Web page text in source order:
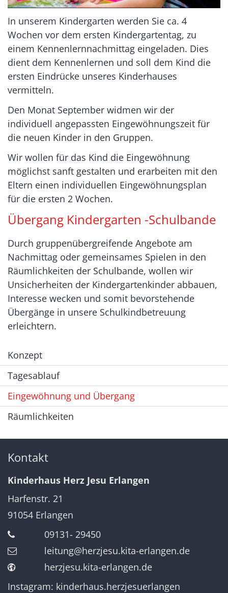
In unserem Kindergarten werden Sie ca. 4
Wochen vor dem ersten Kindergartentag, zu
einem Kennenlernnachmittag eingeladen. Dies
dient dem Kennenlernen und soll dem Kind die
ersten Eindrücke unseres Kinderhauses
vermitteln.
Den Monat September widmen wir der
individuell angepassten Eingewöhnungszeit für
die neuen Kinder in den Gruppen.
Wir wollen für das Kind die Eingewöhnung
möglichst sanft gestalten und erarbeiten mit den
Eltern einen individuellen Eingewöhnungsplan
für die ersten 2 Wochen.
Übergang Kindergarten -Schulbande
Durch gruppenübergreifende Angebote am
Nachmittag oder gemeinsames Spielen in den
Räumlichkeiten der Schulbande, wollen wir
Unsicherheiten der Kindergartenkinder abbauen,
Interesse wecken und somit bevorstehende
Übergänge in unsere Schulkindbetreuung
erleichtern.
Konzept
Tagesablauf
Eingewöhnung und Übergang
Räumlichkeiten
Kontakt
Kinderhaus Herz Jesu Erlangen
Harfenstr. 21
91054 Erlangen
09131- 29450
leitung@herzjesu.kita-erlangen.de
herzjesu.kita-erlangen.de
Instagram: kinderhaus.herzjesuerlangen